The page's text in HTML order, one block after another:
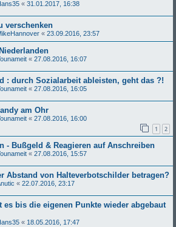
« 31.01.2017, 16:38
verschenken
« 23.09.2016, 23:57
« 27.08.2016, 16:07
: durch Sozialarbeit ableisten, geht das ?!
« 27.08.2016, 16:05
am Ohr
« 27.08.2016, 16:00
1 2
- Bußgeld & Reagieren auf Anschreiben
« 27.08.2016, 15:57
Abstand von Halteverbotschilder betragen?
« 22.07.2016, 23:17
es bis die eigenen Punkte wieder abgebaut
« 18.05.2016, 17:47